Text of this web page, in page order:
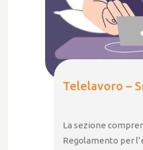
Telelavoro –
La sezione
Regolamento per